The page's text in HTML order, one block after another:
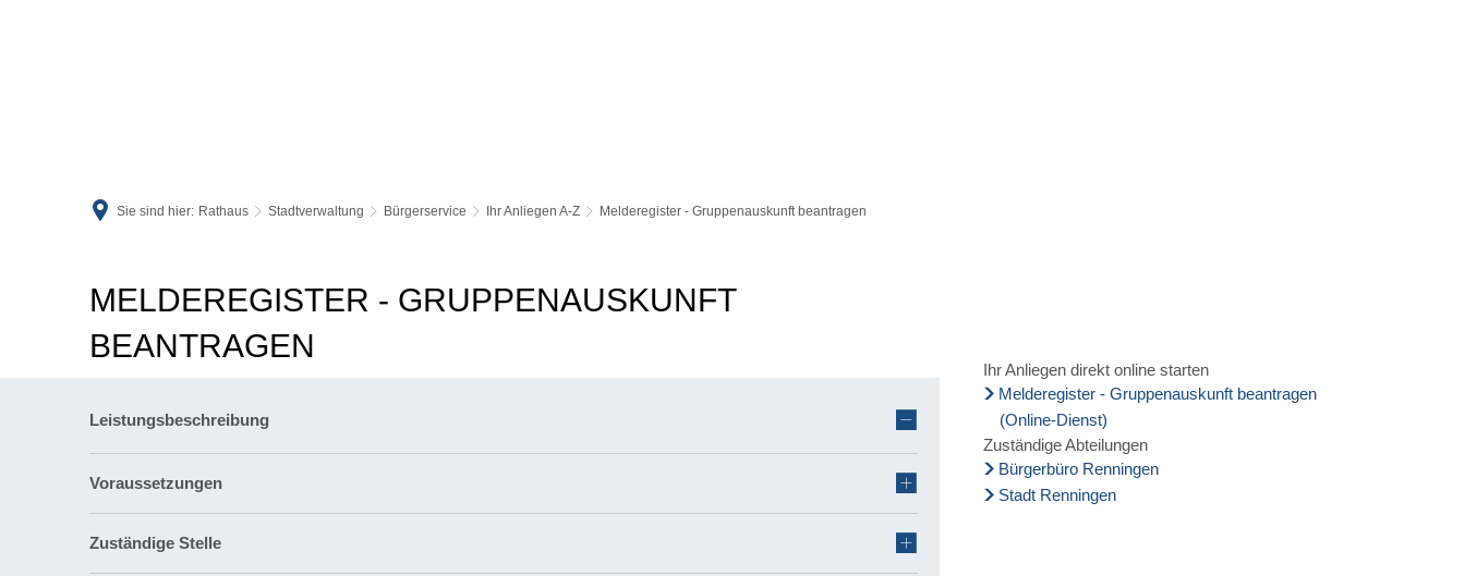
Sie sind hier: Rathaus Stadtverwaltung Bürgerservice Ihr Anliegen A-Z Melderegister - Gruppenauskunft beantragen
MELDEREGISTER - GRUPPENAUSKUNFT
BEANTRAGEN
Leistungsbeschreibung
Voraussetzungen
Zuständige Stelle
Ihr Anliegen direkt online starten
Melderegister - Gruppenauskunft beantragen
(Online-Dienst)
Zuständige Abteilungen
Bürgerbüro Renningen
Stadt Renningen